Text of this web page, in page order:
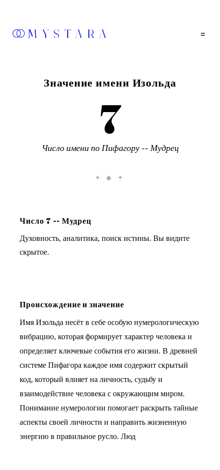
MYSTARA =
Значение имени Изольда
7
Число имени по Пифагору -- Мудрец
✦ ◆ ✦
Число 7 -- Мудрец
Духовность, аналитика, поиск истины. Вы видите
скрытое.
Происхождение и значение
Имя Изольда несёт в себе особую нумерологическую
вибрацию, которая формирует характер человека и
определяет ключевые события его жизни. В древней
системе Пифагора каждое имя содержит скрытый
код, который влияет на личность, судьбу и
взаимодействие человека с окружающим миром.
Понимание нумерологии помогает раскрыть тайные
аспекты своей личности и направить жизненную
энергию в правильное русло. Люд